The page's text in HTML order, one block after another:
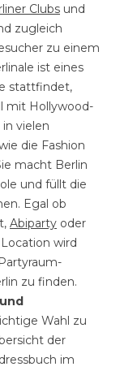
Clubs und
zugleich
zu einem
ist eines
stattfindet,
mit Hollywood-
vielen
die Fashion
macht Berlin
und füllt die
Egal ob
Abiparty oder
wird
zu finden.
Wahl zu
der
im